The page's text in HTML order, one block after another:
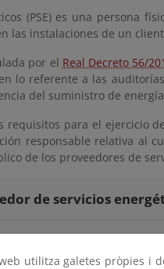
(PSE) es una persona
las instalaciones de un
por el Real Decreto 56/
lo referente a las
del suministro de
requisitos para el ejercicio
responsable relativa al
de los proveedores de
de servicios
utilitza galetes pròpies i